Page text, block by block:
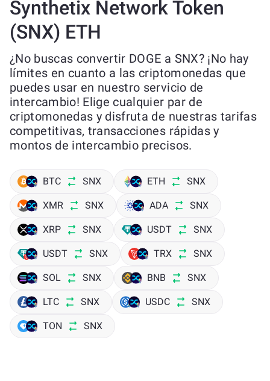
Synthetix Network Token
(SNX) ETH
¿No buscas convertir DOGE a SNX? ¡No hay
límites en cuanto a las criptomonedas que
puedes usar en nuestro servicio de
intercambio! Elige cualquier par de
criptomonedas y disfruta de nuestras tarifas
competitivas, transacciones rápidas y
montos de intercambio precisos.
BTC SNX ETH SNX
XMR SNX ADA SNX
XRP SNX USDT SNX
USDT SNX TRX SNX
SOL SNX BNB SNX
LTC SNX USDC SNX
TON SNX